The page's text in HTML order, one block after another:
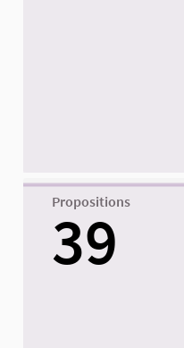
Propositions
39